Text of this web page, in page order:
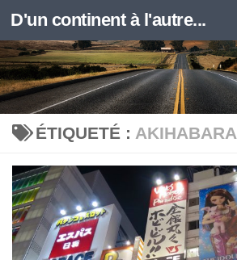
Skip to content
D'un continent à l'autre...
ÉTIQUETÉ : AKIHABARA